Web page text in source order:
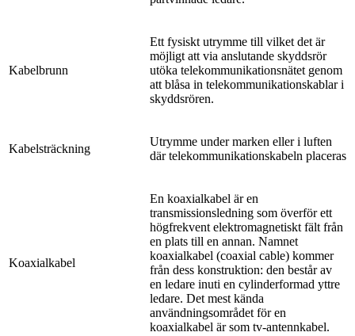
Kabelbrunn
Ett fysiskt utrymme till vilket det är
möjligt att via anslutande skyddsrör
utöka telekommunikationsnätet genom
att blåsa in telekommunikationskablar i
skyddsrören.
Kabelsträckning
Utrymme under marken eller i luften
där telekommunikationskabeln placeras
Koaxialkabel
En koaxialkabel är en
transmissionsledning som överför ett
högfrekvent elektromagnetiskt fält från
en plats till en annan. Namnet
koaxialkabel (coaxial cable) kommer
från dess konstruktion: den består av
en ledare inuti en cylinderformad yttre
ledare. Det mest kända
användningsområdet för en
koaxialkabel är som tv-antennkabel.